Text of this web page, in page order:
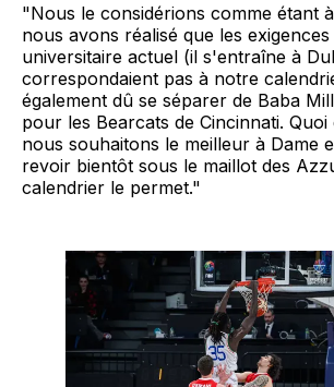
"Nous le considérions comme étant
nous avons réalisé que les
universitaire actuel (il s'entraîne à
correspondaient pas à notre
également dû se séparer de Baba
pour les Bearcats de Cincinnati.
nous souhaitons le meilleur à Dame
revoir bientôt sous le maillot des
calendrier le permet."